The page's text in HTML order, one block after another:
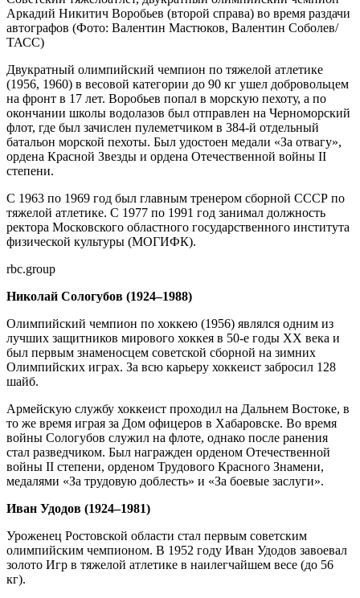
Аркадий Никитич Воробьев (второй справа) во время раздачи
автографов (Фото: Валентин Мастюков, Валентин Соболев/
ТАСС)
Двукратный олимпийский чемпион по тяжелой атлетике
(1956, 1960) в весовой категории до 90 кг ушел добровольцем
на фронт в 17 лет. Воробьев попал в морскую пехоту, а по
окончании школы водолазов был отправлен на Черноморский
флот, где был зачислен пулеметчиком в 384-й отдельный
батальон морской пехоты. Был удостоен медали «За отвагу»,
ордена Красной Звезды и ордена Отечественной войны II
степени.
С 1963 по 1969 год был главным тренером сборной СССР по
тяжелой атлетике. С 1977 по 1991 год занимал должность
ректора Московского областного государственного института
физической культуры (МОГИФК).
rbc.group
Николай Сологубов (1924–1988)
Олимпийский чемпион по хоккею (1956) являлся одним из
лучших защитников мирового хоккея в 50-е годы XX века и
был первым знаменосцем советской сборной на зимних
Олимпийских играх. За всю карьеру хоккеист забросил 128
шайб.
Армейскую службу хоккеист проходил на Дальнем Востоке, в
то же время играя за Дом офицеров в Хабаровске. Во время
войны Сологубов служил на флоте, однако после ранения
стал разведчиком. Был награжден орденом Отечественной
войны II степени, орденом Трудового Красного Знамени,
медалями «За трудовую доблесть» и «За боевые заслуги».
Иван Удодов (1924–1981)
Уроженец Ростовской области стал первым советским
олимпийским чемпионом. В 1952 году Иван Удодов завоевал
золото Игр в тяжелой атлетике в наилегчайшем весе (до 56
кг).